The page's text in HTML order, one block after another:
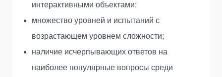
интерактивными объектами;
множество уровней и испытаний с
возрастающем уровнем сложности;
наличие исчерпывающих ответов на
наиболее популярные вопросы среди